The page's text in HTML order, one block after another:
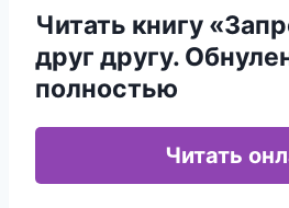
Читать книгу
друг другу.
полностью
Читать